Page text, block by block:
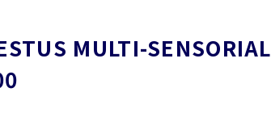
MULTI-SENSORIAL